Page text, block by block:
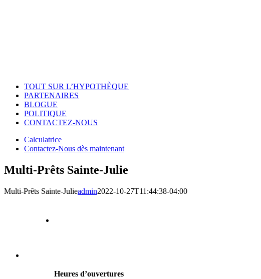
TOUT SUR L’HYPOTHÈQUE
PARTENAIRES
BLOGUE
POLITIQUE
CONTACTEZ-NOUS
Calculatrice
Contactez-Nous dès maintenant
Multi-Prêts Sainte-Julie
Multi-Prêts Sainte-Julieadmin2022-10-27T11:44:38-04:00
Heures d’ouvertures